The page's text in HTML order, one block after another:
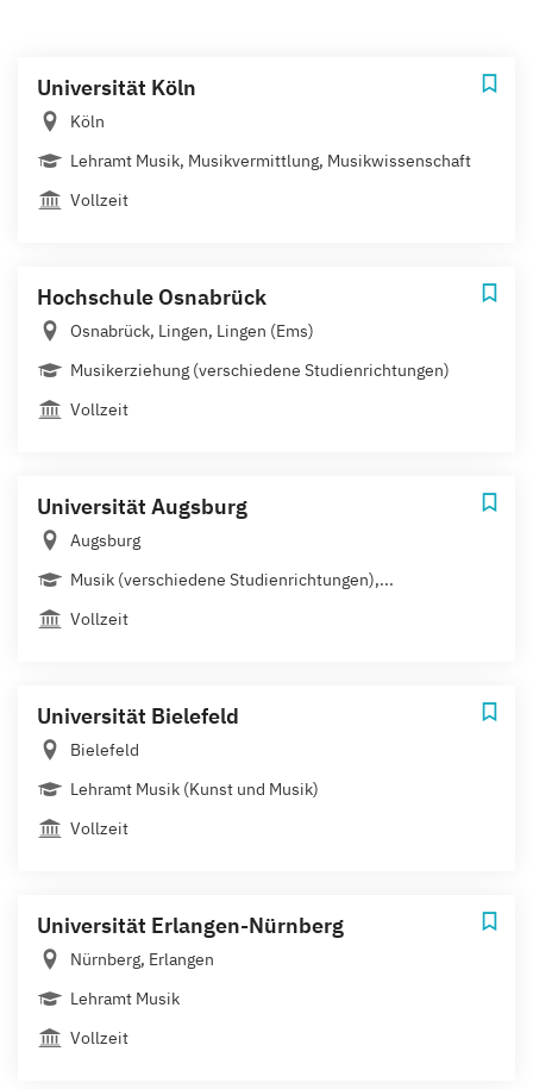
Universität Köln
Köln
Lehramt Musik, Musikvermittlung, Musikwissenschaft
Vollzeit
Hochschule Osnabrück
Osnabrück, Lingen, Lingen (Ems)
Musikerziehung (verschiedene Studienrichtungen)
Vollzeit
Universität Augsburg
Augsburg
Musik (verschiedene Studienrichtungen),...
Vollzeit
Universität Bielefeld
Bielefeld
Lehramt Musik (Kunst und Musik)
Vollzeit
Universität Erlangen-Nürnberg
Nürnberg, Erlangen
Lehramt Musik
Vollzeit